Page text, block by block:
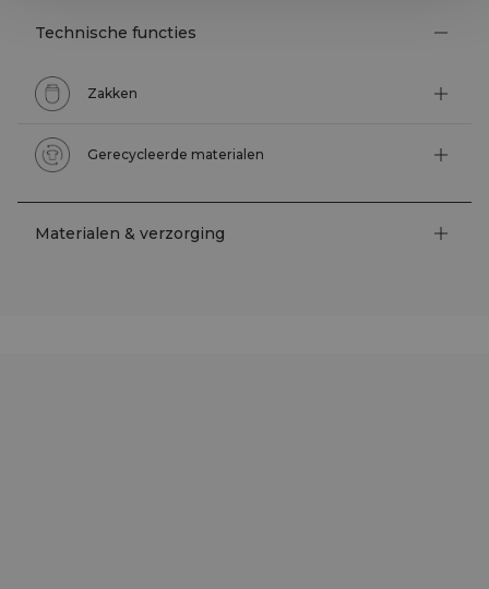
Technische functies
Zakken
Gerecycleerde materialen
Materialen & verzorging